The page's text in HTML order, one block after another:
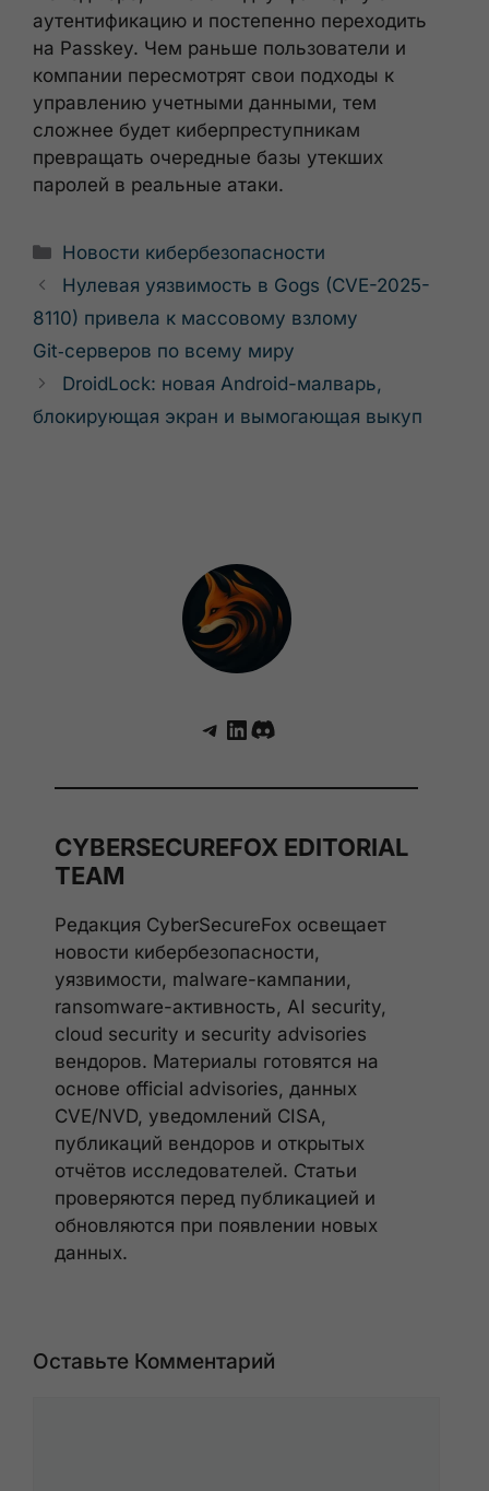
аутентификацию и постепенно переходить
на Passkey. Чем раньше пользователи и
компании пересмотрят свои подходы к
управлению учетными данными, тем
сложнее будет киберпреступникам
превращать очередные базы утекших
паролей в реальные атаки.
Рубрики
Новости кибербезопасности
Нулевая уязвимость в Gogs (CVE-2025-
8110) привела к массовому взлому
Git‑серверов по всему миру
DroidLock: новая Android-малварь,
блокирующая экран и вымогающая выкуп
Telegram
LinkedIn
Discord
CYBERSECUREFOX EDITORIAL
TEAM
Редакция CyberSecureFox освещает
новости кибербезопасности,
уязвимости, malware-кампании,
ransomware-активность, AI security,
cloud security и security advisories
вендоров. Материалы готовятся на
основе official advisories, данных
CVE/NVD, уведомлений CISA,
публикаций вендоров и открытых
отчётов исследователей. Статьи
проверяются перед публикацией и
обновляются при появлении новых
данных.
Оставьте Комментарий